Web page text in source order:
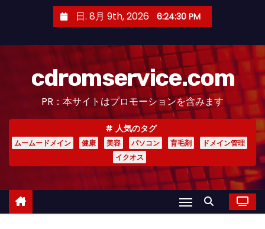
日. 8月 9th, 2026 6:24:31 PM
cdromservice.com
PR：本サイトはプロモーションを含みます
人気のタグ
ムームードメイン 健康 美容 パソコン 育毛剤
ドメイン管理
イクオス